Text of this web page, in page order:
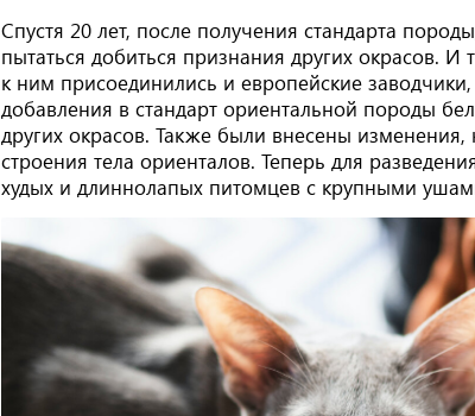
Спустя 20 лет, после получения стандарта
пытаться добиться признания других окрасов. И
к ним присоединились и европейские
добавления в стандарт ориентальной породы
других окрасов. Также были внесены
строения тела ориенталов. Теперь для
худых и длиннолапых питомцев с крупными